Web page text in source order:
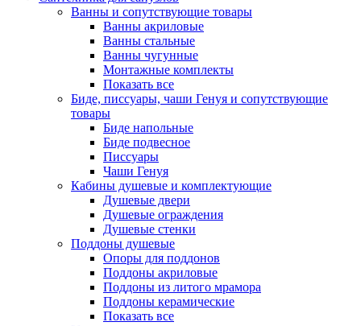
Ванны и сопутствующие товары
Ванны акриловые
Ванны стальные
Ванны чугунные
Монтажные комплекты
Показать все
Биде, писсуары, чаши Генуя и сопутствующие
товары
Биде напольные
Биде подвесное
Писсуары
Чаши Генуя
Кабины душевые и комплектующие
Душевые двери
Душевые ограждения
Душевые стенки
Поддоны душевые
Опоры для поддонов
Поддоны акриловые
Поддоны из литого мрамора
Поддоны керамические
Показать все